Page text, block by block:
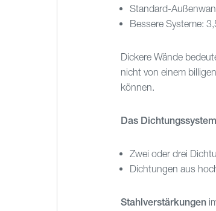
Standard-
Bessere Systeme:
Dickere Wände
nicht von einem
können.
Das Dichtungssystem
Zwei oder drei
Dichtungen aus
Stahlverstärkungen